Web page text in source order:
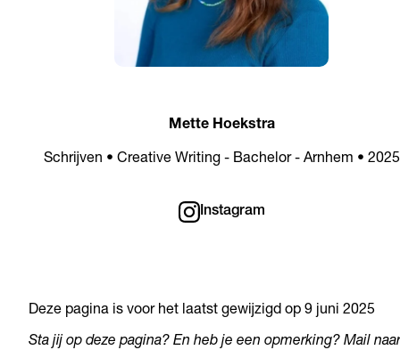
Mette Hoekstra
Schrijven • Creative Writing - Bachelor - Arnhem • 2025
Instagram
Deze pagina is voor het laatst gewijzigd op 9 juni 2025
Sta jij op deze pagina? En heb je een opmerking? Mail naar